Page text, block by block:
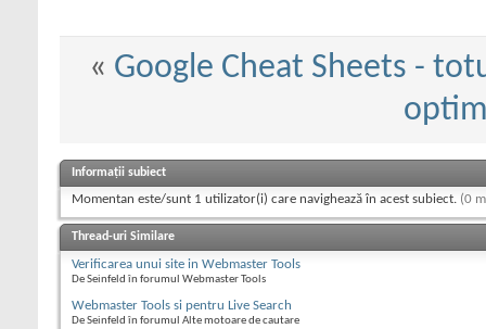
« Google Cheat Sheets -
Informații subiect
Momentan este/sunt 1 utilizator(i) care navighează în acest subiect. (0
Thread-uri Similare
Verificarea unui site in Webmaster Tools
De Seinfeld în forumul Webmaster Tools
Webmaster Tools si pentru Live Search
De Seinfeld în forumul Alte motoare de cautare